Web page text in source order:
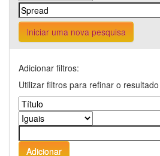
Iniciar uma nova pesquisa
Adicionar filtros:
Utilizar filtros para refinar o